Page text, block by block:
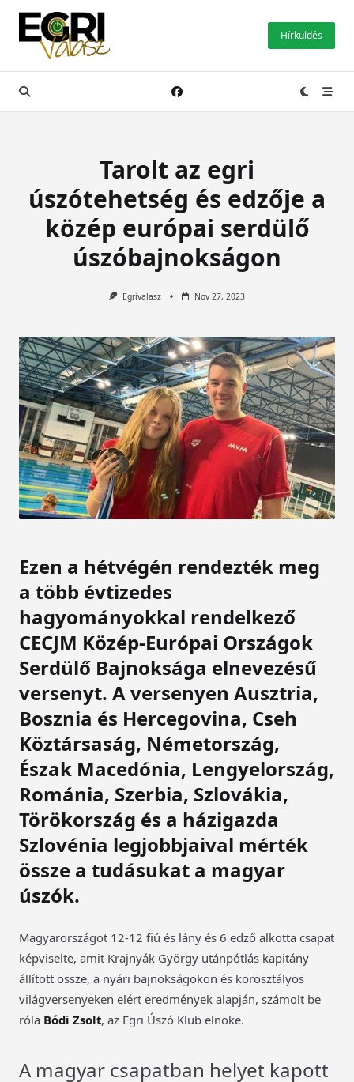
Skip
content
Hírküldés
Tarolt az egri
úszótehetség és edzője a
közép európai serdülő
úszóbajnokságon
Egrivalasz Nov 27, 2023
Ezen a hétvégén rendezték meg
a több évtizedes
hagyományokkal rendelkező
CECJM Közép-Európai Országok
Serdülő Bajnoksága elnevezésű
versenyt. A versenyen Ausztria,
Bosznia és Hercegovina, Cseh
Köztársaság, Németország,
Észak Macedónia, Lengyelország,
Románia, Szerbia, Szlovákia,
Törökország és a házigazda
Szlovénia legjobbjaival mérték
össze a tudásukat a magyar
úszók.
Magyarországot 12-12 fiú és lány és 6 edző alkotta csapat
képviselte, amit Krajnyák György utánpótlás kapitány
állított össze, a nyári bajnokságokon és korosztályos
világversenyeken elért eredmények alapján, számolt be
róla Bódi Zsolt, az Egri Úszó Klub elnöke.
A magyar csapatban helyet kapott